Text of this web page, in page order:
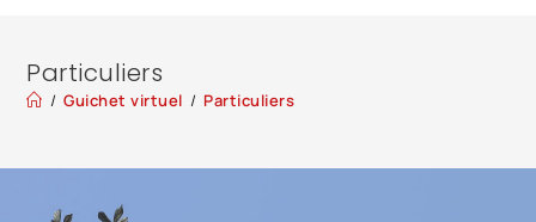
Particuliers
/ Guichet virtuel / Particuliers